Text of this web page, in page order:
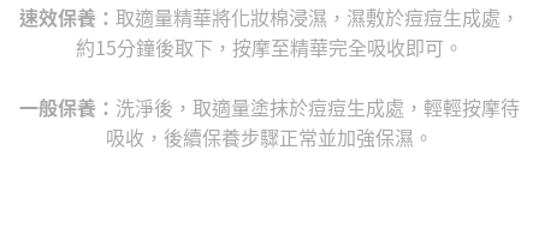
速效保養： 取適量精華將化妝棉浸濕，濕敷於痘痘生成處，
約15分鐘後取下，按摩至精華完全吸收即可。
一般保養： 洗淨後，取適量塗抹於痘痘生成處，輕輕按摩待
吸收，後續保養步驟正常並加強保濕。